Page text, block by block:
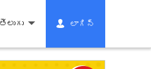
తెలుగు లాగిన్